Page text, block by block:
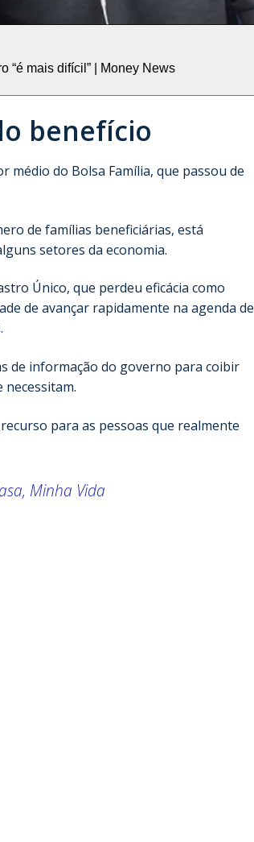
“é mais difícil” | Money News
benefício
do Bolsa Família, que passou de
de famílias beneficiárias, está
setores da economia.
Único, que perdeu eficácia como
de avançar rapidamente na agenda de
de informação do governo para coibir
para as pessoas que realmente
Minha Vida